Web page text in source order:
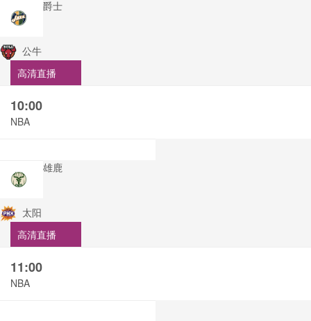
爵士
公牛
高清直播
10:00
NBA
雄鹿
太阳
高清直播
11:00
NBA